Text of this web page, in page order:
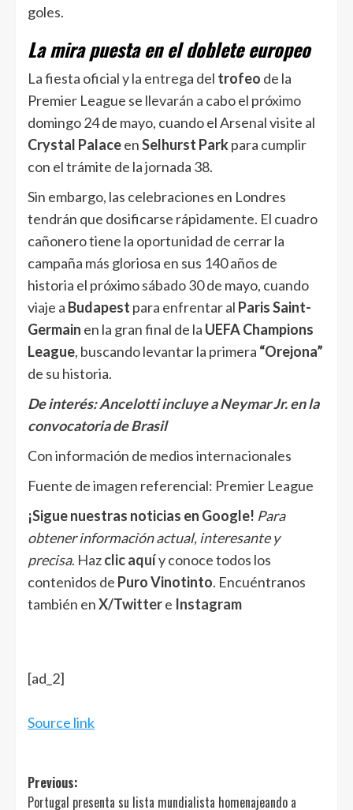
goles.
La mira puesta en el doblete europeo
La fiesta oficial y la entrega del trofeo de la
Premier League se llevarán a cabo el próximo
domingo 24 de mayo, cuando el Arsenal visite al
Crystal PalaceenSelhurst Parkpara cumplir
con el trámite de la jornada 38.
Sin embargo, las celebraciones en Londres
tendrán que dosificarse rápidamente. El cuadro
cañonero tiene la oportunidad de cerrar la
campaña más gloriosa en sus 140 años de
historia el próximo sábado 30 de mayo, cuando
viaje a Budapest para enfrentar al Paris Saint-
Germain en la gran final de la UEFA Champions
League, buscando levantar la primera “Orejona”
de su historia.
De interés:Ancelotti incluye a Neymar Jr. en la
convocatoria de Brasil
Con información de medios internacionales
Fuente de imagen referencial: Premier League
¡Sigue nuestras noticias en Google! Para
obtener información actual, interesante y
precisa. Hazclic aquíy conoce todos los
contenidos de Puro Vinotinto. Encuéntranos
también enX/Twittere Instagram
[ad_2]
Source link
Post
Previous:
Portugal presenta su lista mundialista homenajeando a